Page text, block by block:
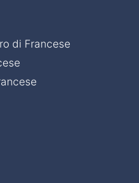
di Francese